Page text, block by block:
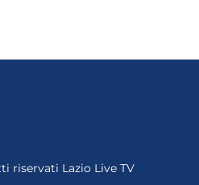
riservati Lazio Live TV